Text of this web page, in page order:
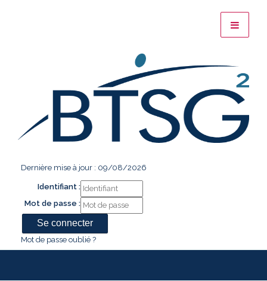
Dernière mise à jour : 09/08/2026
Identifiant :
Mot de passe :
Mot de passe oublié ?